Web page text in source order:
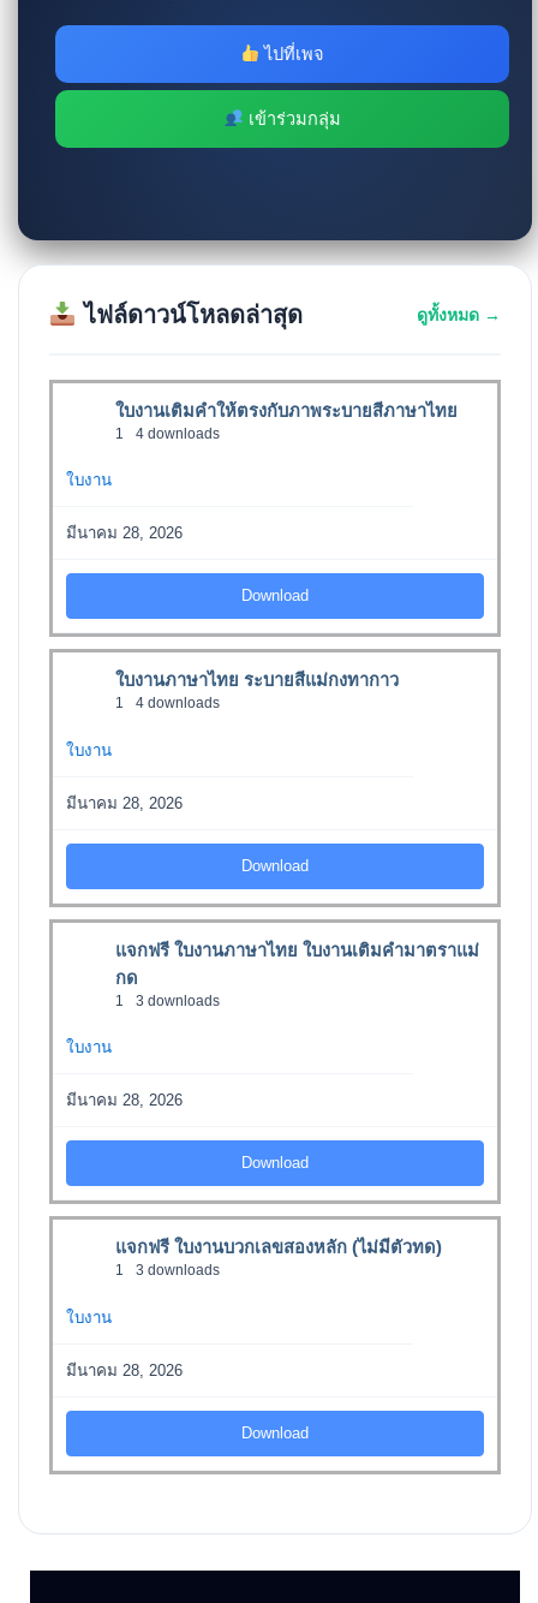
ไปที่เพจ
เข้าร่วมกลุ่ม
ไฟล์ดาวน์โหลดล่าสุด ดูทั้งหมด →
ใบงานเติมคำให้ตรงกับภาพระบายสีภาษาไทย
1 4 downloads
ใบงาน
มีนาคม 28, 2026
Download
ใบงานภาษาไทย ระบายสีแม่กงทากาว
1 4 downloads
ใบงาน
มีนาคม 28, 2026
Download
แจกฟรี ใบงานภาษาไทย ใบงานเติมคำมาตราแม่
กด
1 3 downloads
ใบงาน
มีนาคม 28, 2026
Download
แจกฟรี ใบงานบวกเลขสองหลัก (ไม่มีตัวทด)
1 3 downloads
ใบงาน
มีนาคม 28, 2026
Download